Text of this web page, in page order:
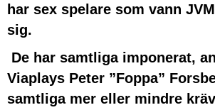
har sex spelare som vann
sig.
De har samtliga imponerat,
Viaplays Peter ”Foppa”
samtliga mer eller mindre